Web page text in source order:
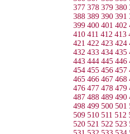
377 378 379 380
388 389 390 391
399 400 401 402
410 411 412 413
421 422 423 424
432 433 434 435
443 444 445 446
454 455 456 457
465 466 467 468
476 477 478 479
487 488 489 490
498 499 500 501
509 510 511 512
520 521 522 523